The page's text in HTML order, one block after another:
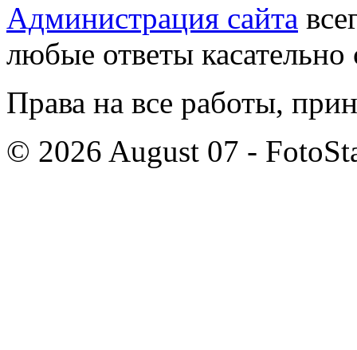
Администрация сайта
любые ответы касательно
Права на все работы,
© 2026 August 07 -